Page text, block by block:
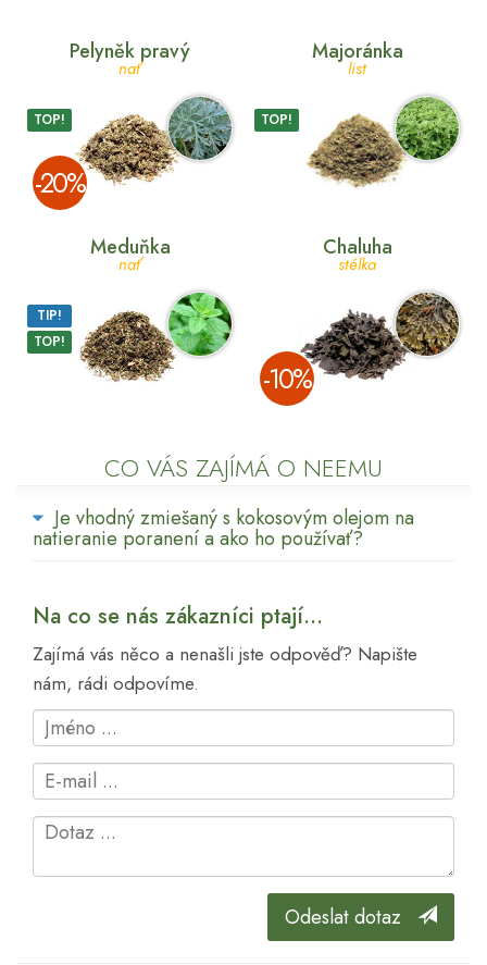
Pelyněk pravý
nať
TOP!
­-20%
Majoránka
list
TOP!
Meduňka
nať
TIP!
TOP!
Chaluha
stélka
­-10%
CO VÁS ZAJÍMÁ O NEEMU
Je vhodný zmiešaný s kokosovým olejom na
natieranie poranení a ako ho používať?
Na co se nás zákazníci ptají...
Zajímá vás něco a nenašli jste odpověď? Napište
nám, rádi odpovíme.
Odeslat dotaz